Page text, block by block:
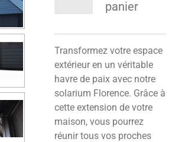
panier
Transformez votre espace
extérieur en un véritable
havre de paix avec notre
solarium Florence. Grâce à
cette extension de votre
maison, vous pourrez
réunir tous vos proches